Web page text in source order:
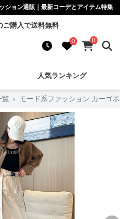
ション通販｜最新コーデとアイテム特集
ご購入で送料無料
0 0
人気ランキング
覧 › モード系ファッション カーゴ